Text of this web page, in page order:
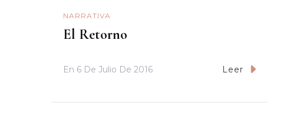
NARRATIVA
El Retorno
En 6 De Julio De 2016 Leer